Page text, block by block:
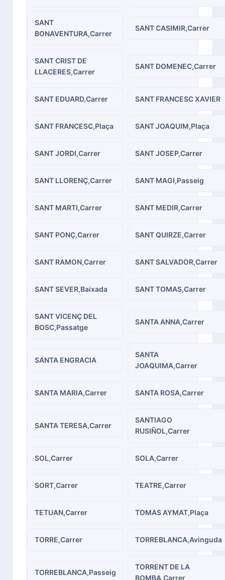
SANT
BONAVENTURA,Carrer
SANT CASIMIR,Carrer
SANT CRIST DE
LLACERES,Carrer
SANT DOMENEC,Carrer
SANT EDUARD,Carrer SANT FRANCESC XAVIER
SANT FRANCESC,Plaça SANT JOAQUIM,Plaça
SANT JORDI,Carrer SANT JOSEP,Carrer
SANT LLORENÇ,Carrer SANT MAGI,Passeig
SANT MARTI,Carrer SANT MEDIR,Carrer
SANT PONÇ,Carrer SANT QUIRZE,Carrer
SANT RAMON,Carrer SANT SALVADOR,Carrer
SANT SEVER,Baixada SANT TOMAS,Carrer
SANT VICENÇ DEL
BOSC,Passatge
SANTA ANNA,Carrer
SANTA ENGRACIA
SANTA
JOAQUIMA,Carrer
SANTA MARIA,Carrer SANTA ROSA,Carrer
SANTA TERESA,Carrer
SANTIAGO
RUSIÑOL,Carrer
SOL,Carrer SOLA,Carrer
SORT,Carrer TEATRE,Carrer
TETUAN,Carrer TOMAS AYMAT,Plaça
TORRE,Carrer TORREBLANCA,Avinguda
TORREBLANCA,Passeig
TORRENT DE LA
BOMBA,Carrer